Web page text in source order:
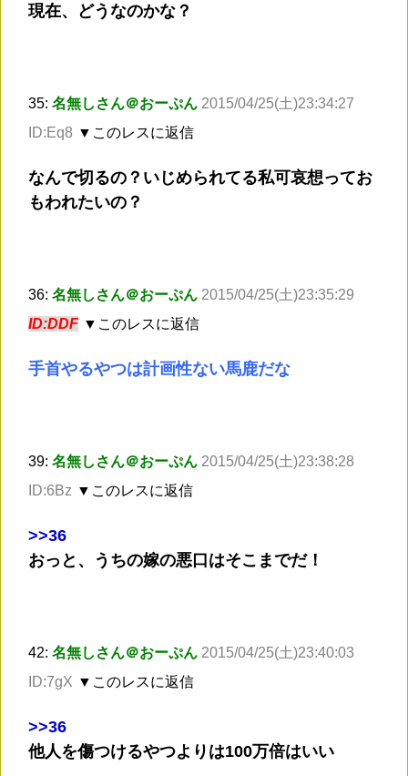
現在、どうなのかな？
35: 名無しさん＠おーぷん 2015/04/25(土)23:34:27
ID:Eq8 ▼このレスに返信
なんで切るの？いじめられてる私可哀想ってお
もわれたいの？
36: 名無しさん＠おーぷん 2015/04/25(土)23:35:29
ID:DDF ▼このレスに返信
手首やるやつは計画性ない馬鹿だな
39: 名無しさん＠おーぷん 2015/04/25(土)23:38:28
ID:6Bz ▼このレスに返信
>>36
おっと、うちの嫁の悪口はそこまでだ！
42: 名無しさん＠おーぷん 2015/04/25(土)23:40:03
ID:7gX ▼このレスに返信
>>36
他人を傷つけるやつよりは100万倍はいい